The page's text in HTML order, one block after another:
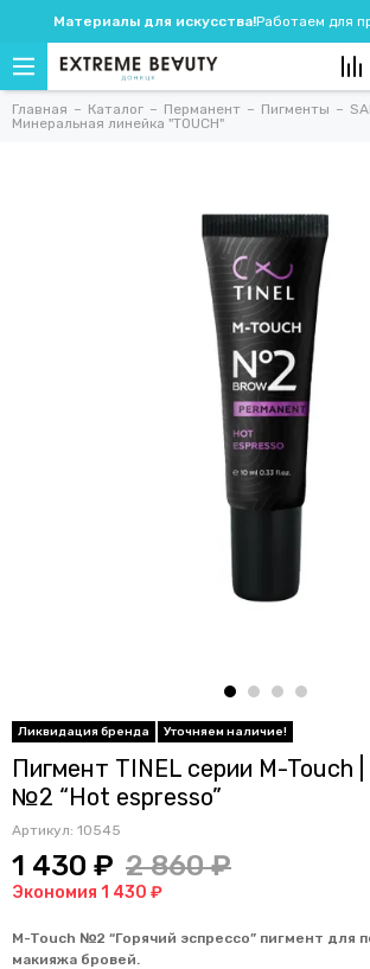
Материалы для искусства!Работаем для
Главная Каталог Перманент Пигменты
Минеральная линейка "TOUCH"
Пигмент TINEL серии M-Touch |
№2 “Hot espresso”
Артикул: 10545
1 430 ₽ 2 860 ₽
Экономия 1 430 ₽
M-Touch №2 “Горячий эспрессо” пигмент для
макияжа бровей.